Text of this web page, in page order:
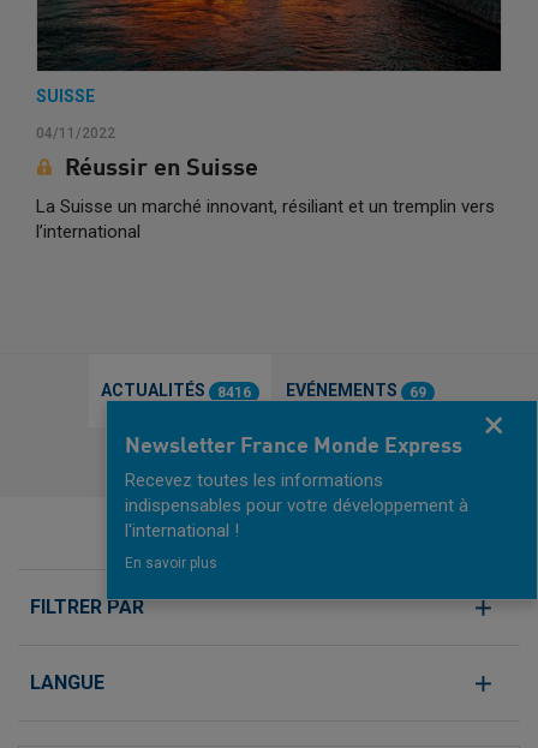
SUISSE
04/11/2022
Réussir en Suisse
La Suisse un marché innovant, résiliant et un tremplin vers
l’international
ACTUALITÉS 8416 EVÉNEMENTS 69
FILTRER PAR
LANGUE
Newsletter France Monde Express
Recevez toutes les informations
indispensables pour votre développement à
l'international !
En savoir plus